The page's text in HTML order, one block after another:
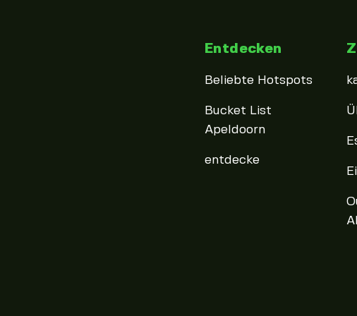
Entdecken
Beliebte Hotspots
Bucket List
Apeldoorn
entdecke